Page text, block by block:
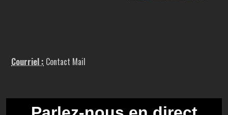
Courriel : Contact Mail